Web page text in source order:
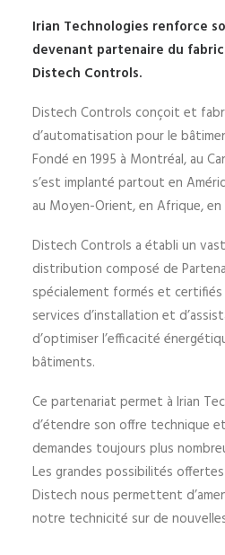
Irian Technologies renforce
devenant partenaire du
Distech Controls.
Distech Controls conçoit et
d’automatisation pour le
Fondé en 1995 à Montréal, au
s’est implanté partout en
au Moyen-Orient, en Afrique,
Distech Controls a établi un
distribution composé de
spécialement formés et
services d’installation et
d’optimiser l’efficacité
bâtiments.
Ce partenariat permet à Irian
d’étendre son offre technique
demandes toujours plus
Les grandes possibilités
Distech nous permettent
notre technicité sur de